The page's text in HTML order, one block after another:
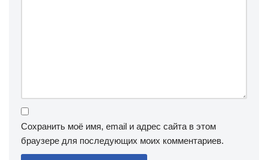
Сохранить моё имя, email и адрес сайта в этом
браузере для последующих моих комментариев.